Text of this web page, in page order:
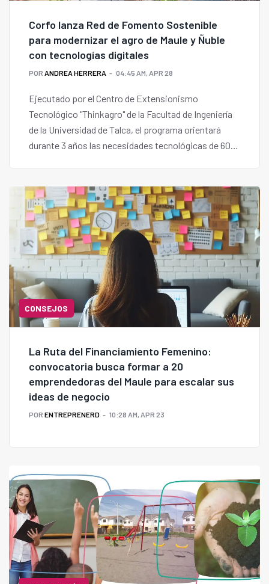
Corfo lanza Red de Fomento Sostenible
para modernizar el agro de Maule y Ñuble
con tecnologías digitales
POR ANDREA HERRERA 04:45 AM, APR 28
Ejecutado por el Centro de Extensionismo
Tecnológico "Thinkagro" de la Facultad de Ingeniería
de la Universidad de Talca, el programa orientará
durante 3 años las necesidades tecnológicas de 600
CONSEJOS
La Ruta del Financiamiento Femenino:
convocatoria busca formar a 20
emprendedoras del Maule para escalar sus
ideas de negocio
POR ENTREPRENERD 10:28 AM, APR 23